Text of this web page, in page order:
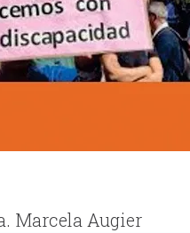
Marcela Augier